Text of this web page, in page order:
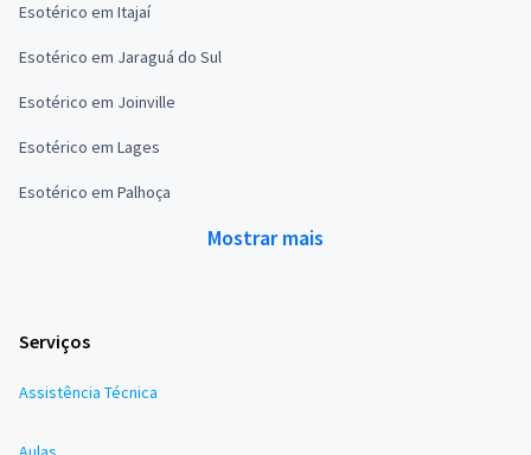
Esotérico em Itajaí
Esotérico em Jaraguá do Sul
Esotérico em Joinville
Esotérico em Lages
Esotérico em Palhoça
Mostrar mais
Serviços
Assistência Técnica